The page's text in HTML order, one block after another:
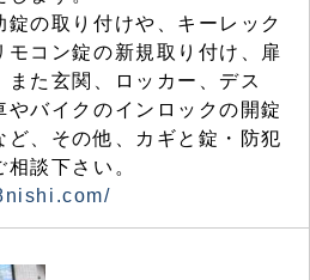
錠の取り付けや、キーレック
モコン錠の新規取り付け、扉
た玄関、ロッカー、デス
やバイクのインロックの開錠
ど、その他、カギと錠・防犯
談下さい。